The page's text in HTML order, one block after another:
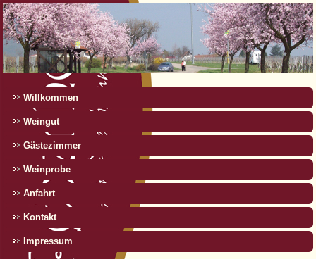
Willkommen
Weingut
Gästezimmer
Weinprobe
Anfahrt
Kontakt
Impressum